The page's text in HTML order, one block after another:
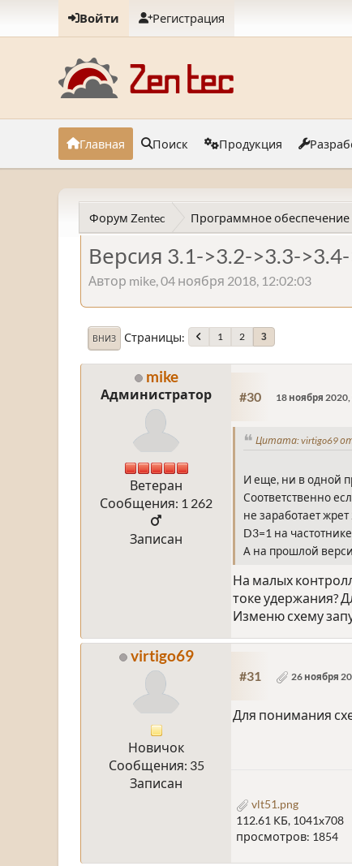
Войти Регистрация
Главная Поиск Продукция
Форум Zentec Программное обеспечение
Версия 3.1->3.2->3.3-
Автор mike, 04 ноября 2018, 12:02:03
ВНИЗ Страницы 1 2 3
mike
Администратор
Ветеран
Сообщения: 1 262
Записан
#30 18 ноября
Цитата: virtigo69
И еще, ни в одной
Соответственно
не заработает
D3=1 на
А на прошлой
На малых
токе удержания?
Изменю схему
virtigo69
Новичок
Сообщения: 35
Записан
#31 26 ноября
Для понимания
vlt51.png
112.61 КБ, 1041x708
просмотров: 1854